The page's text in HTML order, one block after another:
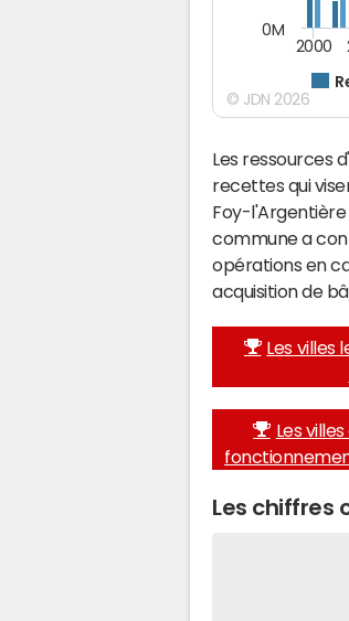
2000
0M
© JDN 2026
Les ressources
recettes qui
Foy-
commune a
opérations en
acquisition de
Les villes
Les
Les chiffres